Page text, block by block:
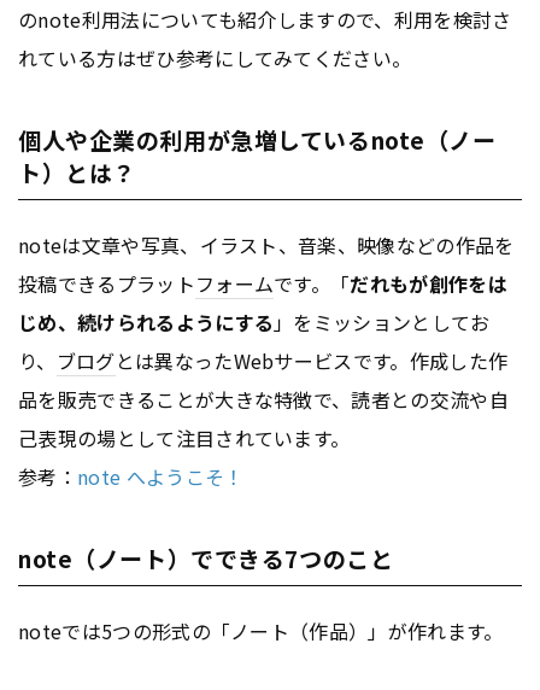
のnote利用法についても紹介しますので、利用を検討さ
れている方はぜひ参考にしてみてください。
個人や企業の利用が急増しているnote（ノー
ト）とは？
noteは文章や写真、イラスト、音楽、映像などの作品を
投稿できるプラットフォームです。「だれもが創作をは
じめ、続けられるようにする」をミッションとしてお
り、 ブログとは異なったWebサービスです。作成した作
品を販売できることが大きな特徴で、読者との交流や自
己表現の場として注目されています。
参考： note へようこそ！
note（ノート）でできる7つのこと
noteでは5つの形式の「ノート（作品）」が作れます。